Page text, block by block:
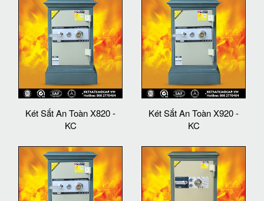
Két Sắt An Toàn X820 -
KC
Két Sắt An Toàn X920 -
KC